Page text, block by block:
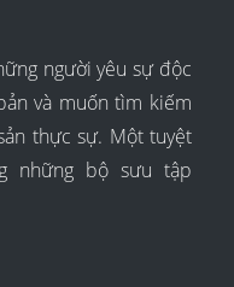
người yêu sự độc
và muốn tìm kiếm
thực sự. Một tuyệt
những bộ sưu tập